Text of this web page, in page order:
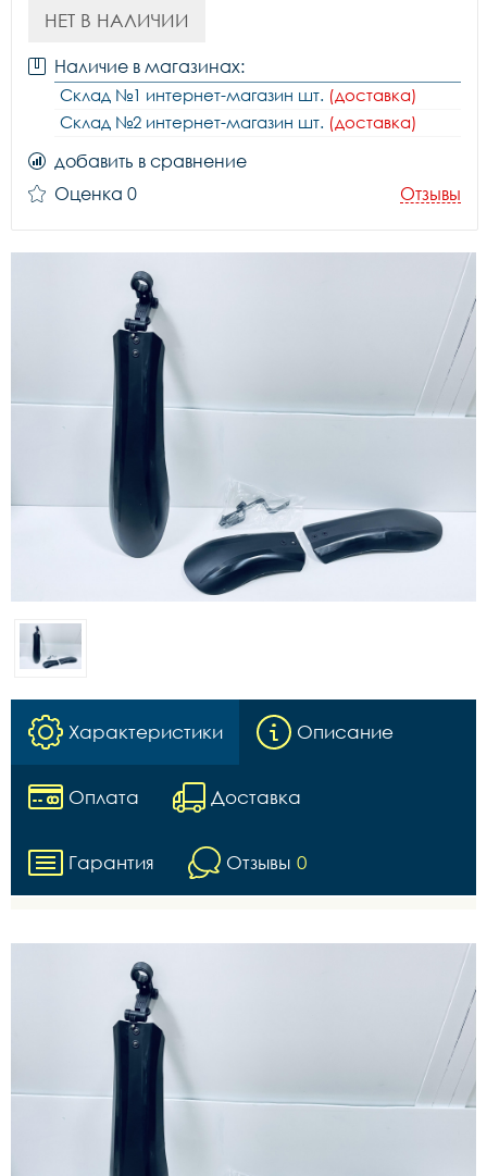
НЕТ В НАЛИЧИИ
Наличие в магазинах:
Склад №1 интернет-магазин шт. (доставка)
Склад №2 интернет-магазин шт. (доставка)
добавить в сравнение
Оценка 0
Отзывы
Характеристики Описание
Оплата Доставка
Гарантия Отзывы 0